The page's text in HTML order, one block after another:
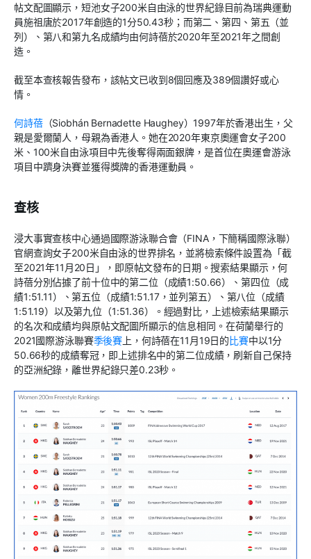
帖文配圖顯示，短池女子200米自由泳的世界紀錄目前為瑞典運動
員施祖唐於2017年創造的1分50.43秒；而第二、第四、第五（並
列）、第八和第九名成績均由何詩蓓於2020年至2021年之間創
造。
截至本查核報告發布，該帖文已收到8個回應及389個讚好或心
情。
何詩蓓（Siobhán Bernadette Haughey）1997年於香港出生，父
親是愛爾蘭人，母親為香港人。她在2020年東京奧運會女子200
米、100米自由泳項目中先後奪得兩面銀牌，是首位在奧運會游泳
項目中躋身決賽並獲得獎牌的香港運動員。
查核
浸大事實查核中心通過國際游泳聯合會（FINA，下簡稱國際泳聯）
官網查詢女子200米自由泳的世界排名，並將檢索條件設置為「截
至2021年11月20日」，即原帖文發布的日期。搜索結果顯示，何
詩蓓分別佔據了前十位中的第二位（成績1:50.66）、第四位（成
績1:51.11）、第五位（成績1:51.17，並列第五）、第八位（成績
1:51.19）以及第九位（1:51.36）。經過對比，上述檢索結果顯示
的名次和成績均與原帖文配圖所顯示的信息相同。在荷蘭舉行的
2021國際游泳聯賽季後賽 上，何詩蓓在11月19日的比賽中以1分
50.66秒的成績奪冠，即上述排名中的第二位成績，刷新自己保持
的亞洲紀錄，離世界紀錄只差0.23秒。